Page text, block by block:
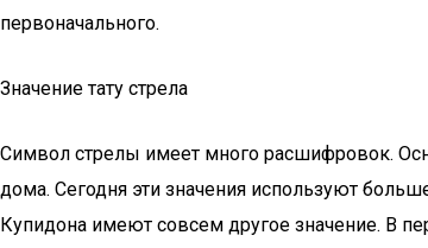
первоначального.
Значение тату стрела
Символ стрелы имеет много расшифровок.
дома. Сегодня эти значения используют
Купидона имеют совсем другое значение. В